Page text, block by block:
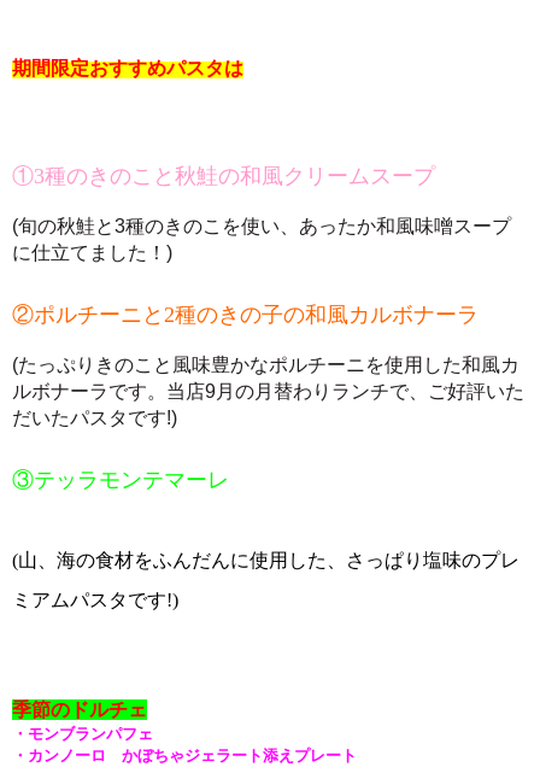
期間限定おすすめパスタは
①3種のきのこと秋鮭の和風クリームスープ
(旬の秋鮭と3種のきのこを使い、あったか和風味噌スープ
に仕立てました！)
②ポルチーニと2種のきの子の和風カルボナーラ
(たっぷりきのこと風味豊かなポルチーニを使用した和風カ
ルボナーラです。当店9月の月替わりランチで、ご好評いた
だいたパスタです!)
③テッラモンテマーレ
(山、海の食材をふんだんに使用した、さっぱり塩味のプレ
ミアムパスタです!)
季節のドルチェ
・モンブランパフェ
・カンノーロ かぼちゃジェラート添えプレート